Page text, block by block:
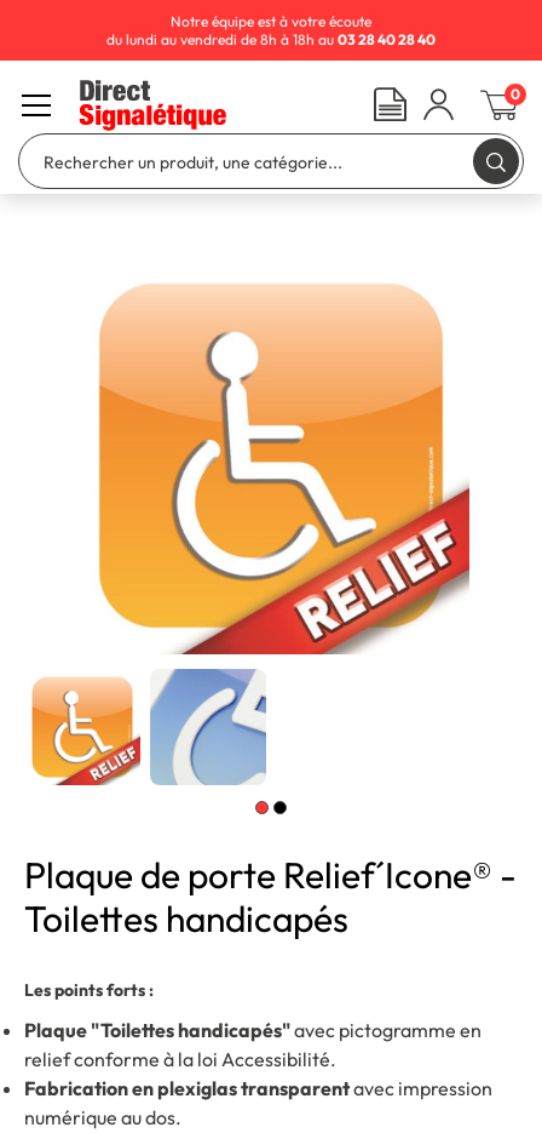
Plaque de porte Relief´Icone® -
Toilettes handicapés
Les points forts :
Plaque "Toilettes handicapés"avec pictogramme en
relief conforme à la loi Accessibilité.
Fabrication en plexiglas transparentavec impression
numérique au dos.
Notre équipe est à votre écoute
du lundi au vendredi de 8h à 18h au 03 28 40 28 40
0